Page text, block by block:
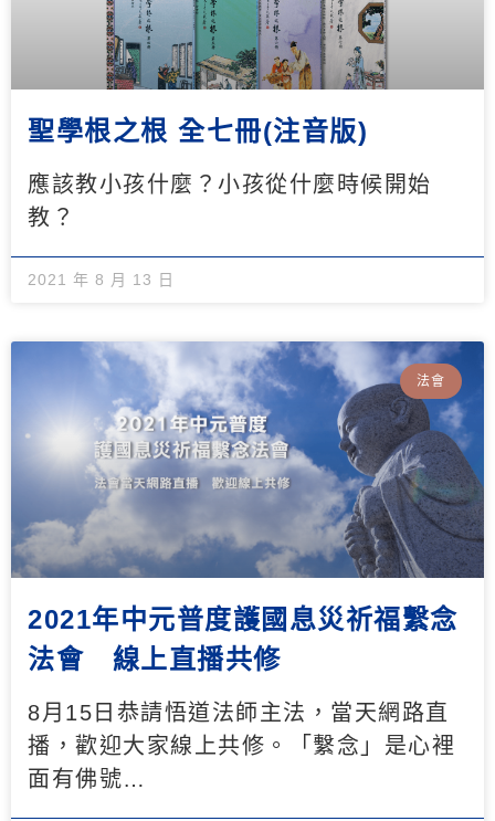
聖學根之根 全七冊(注音版)
應該教小孩什麼？小孩從什麼時候開始
教？
2021 年 8 月 13 日
法會
2021年中元普度護國息災祈福繫念
法會 線上直播共修
8月15日恭請悟道法師主法，當天網路直
播，歡迎大家線上共修。「繫念」是心裡
面有佛號…